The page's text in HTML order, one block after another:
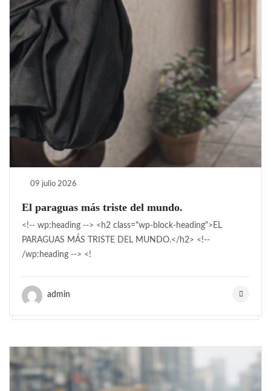
09 julio 2026
El paraguas más triste del mundo.
<!-- wp:heading --> <h2 class="wp-block-heading">EL
PARAGUAS MÁS TRISTE DEL MUNDO.</h2> <!--
/wp:heading --> <!
admin